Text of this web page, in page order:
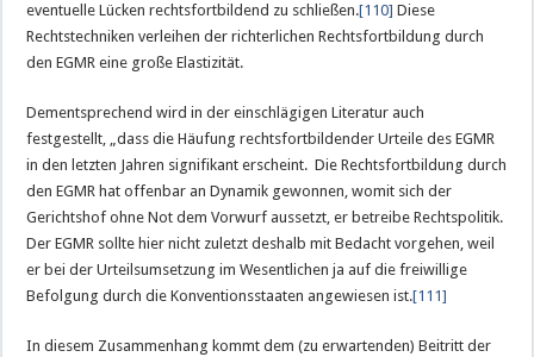
eventuelle Lücken rechtsfortbildend zu schließen.[110] Diese
Rechtstechniken verleihen der richterlichen Rechtsfortbildung durch
den EGMR eine große Elastizität.
Dementsprechend wird in der einschlägigen Literatur auch
festgestellt, „dass die Häufung rechtsfortbildender Urteile des EGMR
in den letzten Jahren signifikant erscheint. Die Rechtsfortbildung durch
den EGMR hat offenbar an Dynamik gewonnen, womit sich der
Gerichtshof ohne Not dem Vorwurf aussetzt, er betreibe Rechtspolitik.
Der EGMR sollte hier nicht zuletzt deshalb mit Bedacht vorgehen, weil
er bei der Urteilsumsetzung im Wesentlichen ja auf die freiwillige
Befolgung durch die Konventionsstaaten angewiesen ist.[111]
In diesem Zusammenhang kommt dem (zu erwartenden) Beitritt der